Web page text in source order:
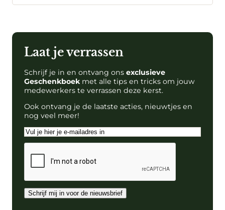
Laat je verrassen
Schrijf je in en ontvang ons exclusieve
Geschenkboek met alle tips en tricks om jouw
medewerkers te verrassen deze kerst.
Ook ontvang je de laatste acties, nieuwtjes en
nog veel meer!
E-
mailadres
Schrijf mij in voor de nieuwsbrief